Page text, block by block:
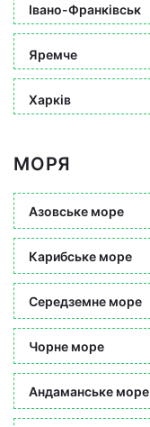
Івано-Франківськ
Яремче
Харків
МОРЯ
Азовське море
Карибське море
Середземне море
Чорне море
Андаманське море